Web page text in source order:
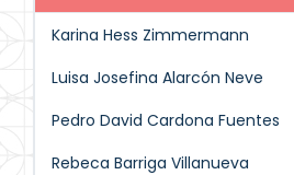
Karina Hess Zimmermann
Luisa Josefina Alarcón Neve
Pedro David Cardona Fuentes
Rebeca Barriga Villanueva